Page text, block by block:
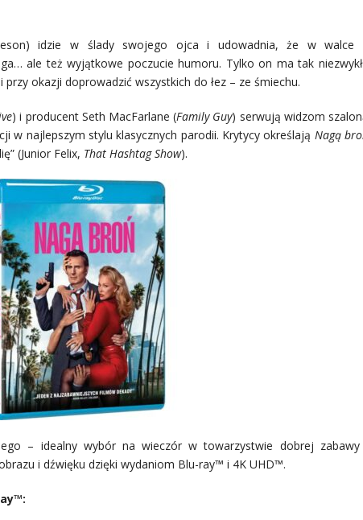
idzie w ślady swojego ojca i udowadnia, że w walce
ale też wyjątkowe poczucie humoru. Tylko on ma tak
okazji doprowadzić wszystkich do łez – ze śmiechu.
) i producent Seth MacFarlane (Family Guy) serwują widzom
w najlepszym stylu klasycznych parodii. Krytycy określają Nagą
(Junior Felix, That Hashtag Show).
– idealny wybór na wieczór w towarzystwie dobrej
i dźwięku dzięki wydaniom Blu-ray™ i 4K UHD™.